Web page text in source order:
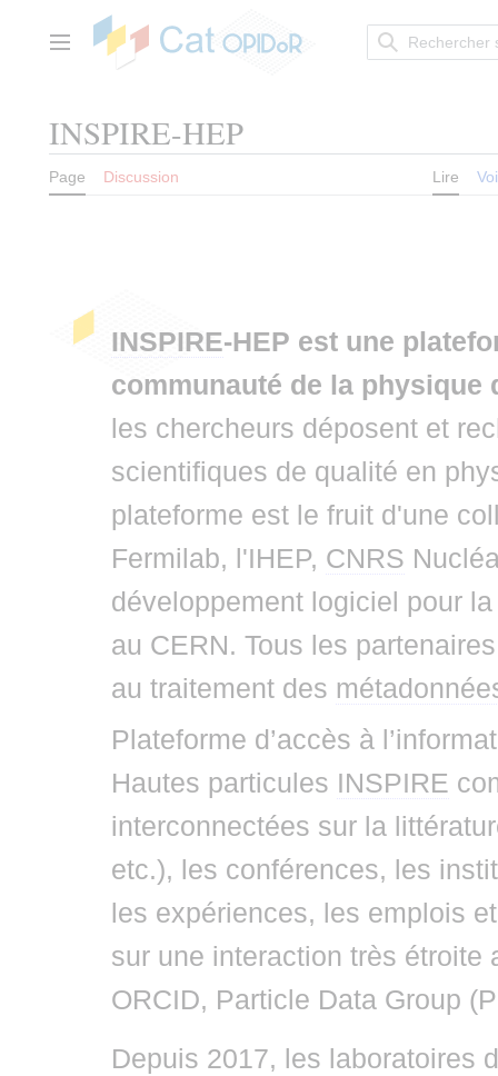
contenuMenu principal
INSPIRE-HEP
Page Discussion Lire
INSPIRE-HEP est une
communauté de la physique
les chercheurs déposent et
scientifiques de qualité en
plateforme est le fruit d'une
Fermilab, l'IHEP, CNRS
développement logiciel pour
au CERN. Tous les
au traitement des
Plateforme d’accès à
Hautes particules INSPIRE
interconnectées sur la
etc.), les conférences, les
les expériences, les emplois
sur une interaction très étroite
ORCID, Particle Data Group
Depuis 2017, les laboratoires